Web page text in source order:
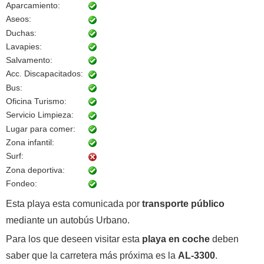
Aparcamiento:
Aseos:
Duchas:
Lavapies:
Salvamento:
Acc. Discapacitados:
Bus:
Oficina Turismo:
Servicio Limpieza:
Lugar para comer:
Zona infantil:
Surf:
Zona deportiva:
Fondeo:
Esta playa esta comunicada por transporte público
mediante un autobús Urbano.
Para los que deseen visitar esta playa en coche deben
saber que la carretera más próxima es la AL-3300.